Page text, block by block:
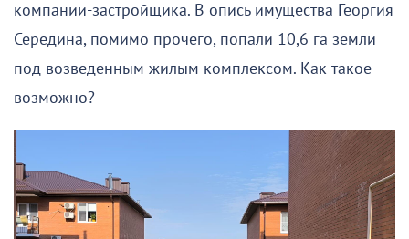
компании-застройщика. В опись имущества Георгия
Середина, помимо прочего, попали 10,6 га земли
под возведенным жилым комплексом. Как такое
возможно?